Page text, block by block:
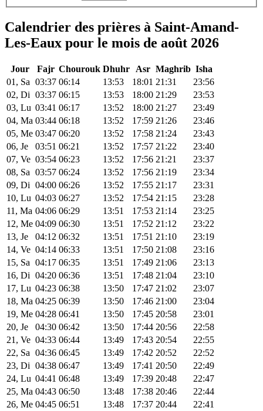
Calendrier des prières à Saint-Amand-
Les-Eaux pour le mois de août 2026
Jour Fajr Chourouk Dhuhr Asr Maghrib Isha
01, Sa 03:37 06:14 13:53 18:01 21:31
23:56
02, Di 03:37 06:15 13:53 18:00 21:29
23:53
03, Lu 03:41 06:17 13:52 18:00 21:27
23:49
04, Ma 03:44 06:18 13:52 17:59 21:26
23:46
05, Me 03:47 06:20 13:52 17:58 21:24
23:43
06, Je
03:51 06:21 13:52 17:57 21:22
23:40
07, Ve 03:54 06:23 13:52 17:56 21:21
23:37
08, Sa 03:57 06:24 13:52 17:56 21:19
23:34
09, Di 04:00 06:26 13:52 17:55 21:17
23:31
10, Lu 04:03 06:27 13:52 17:54 21:15
23:28
11, Ma 04:06 06:29 13:51 17:53 21:14
23:25
12, Me 04:09 06:30 13:51 17:52 21:12
23:22
13, Je
04:12 06:32 13:51 17:51 21:10
23:19
14, Ve 04:14 06:33 13:51 17:50 21:08
23:16
15, Sa 04:17 06:35 13:51 17:49 21:06
23:13
16, Di 04:20 06:36 13:51 17:48 21:04
23:10
17, Lu 04:23 06:38 13:50 17:47 21:02
23:07
18, Ma 04:25 06:39 13:50 17:46 21:00
23:04
19, Me 04:28 06:41 13:50 17:45 20:58
23:01
20, Je
04:30 06:42 13:50 17:44 20:56
22:58
21, Ve 04:33 06:44 13:49 17:43 20:54
22:55
22, Sa 04:36 06:45 13:49 17:42 20:52
22:52
23, Di 04:38 06:47 13:49 17:41 20:50
22:49
24, Lu 04:41 06:48 13:49 17:39 20:48
22:47
25, Ma 04:43 06:50 13:48 17:38 20:46
22:44
26, Me 04:45 06:51 13:48 17:37 20:44
22:41